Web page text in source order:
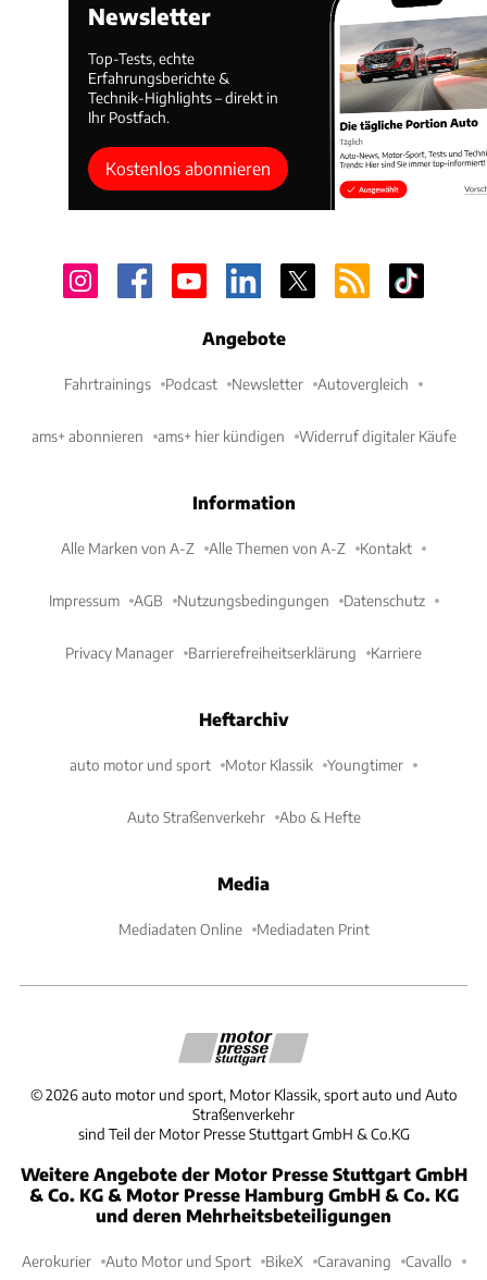
Newsletter
Top-Tests, echte
Erfahrungsberichte &
Technik-Highlights – direkt in
Ihr Postfach.
Kostenlos abonnieren
Angebote
Fahrtrainings Podcast Newsletter Autovergleich
ams+ abonnieren ams+ hier kündigen Widerruf digitaler Käufe
Information
Alle Marken von A-Z Alle Themen von A-Z Kontakt
Impressum AGB Nutzungsbedingungen Datenschutz
Privacy Manager Barrierefreiheitserklärung Karriere
Heftarchiv
auto motor und sport Motor Klassik Youngtimer
Auto Straßenverkehr Abo & Hefte
Media
Mediadaten Online Mediadaten Print
©2026 auto motor und sport, Motor Klassik, sport auto und Auto
Straßenverkehr
sind Teil der Motor Presse Stuttgart GmbH & Co.KG
Weitere Angebote der Motor Presse Stuttgart GmbH
& Co. KG & Motor Presse Hamburg GmbH & Co. KG
und deren Mehrheitsbeteiligungen
Aerokurier Auto Motor und Sport BikeX Caravaning Cavallo